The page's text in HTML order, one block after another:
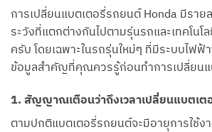
การเปลี่ยนแบตเตอรี่รถยนต์ Honda มีราย
ระวังที่แตกต่างกันไปตามรุ่นรถและเทคโนโ
ครับ โดยเฉพาะในรถรุ่นใหม่ๆ ที่มีระบบไฟ
ข้อมูลสำคัญที่คุณควรรู้ก่อนทำการเปลี่ยนแ
1. สัญญาณเตือนว่าถึงเวลาเปลี่ยนแบตเต
ตามปกติแบตเตอรี่รถยนต์จะมีอายุการใช้ง